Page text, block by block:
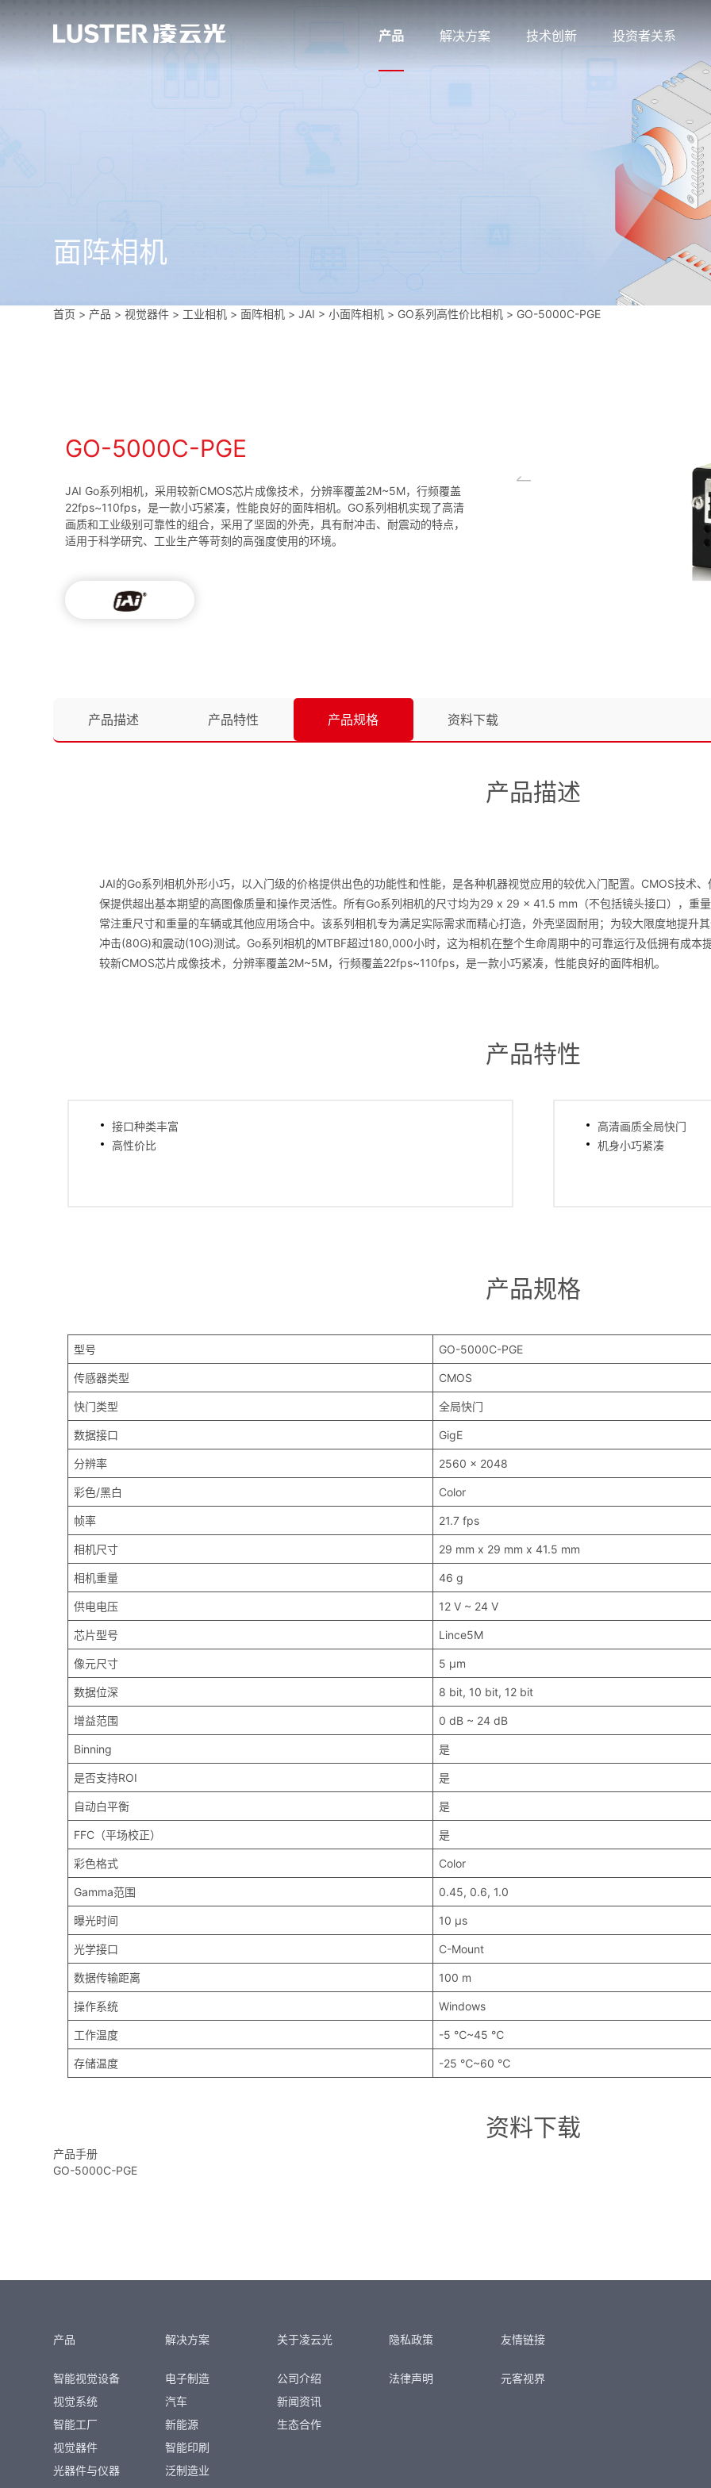
产品 解决方案 技术创新 投资者关系
面阵相机
首页 > 产品 > 视觉器件 > 工业相机 >面阵相机 >JAI >小面阵相机 > GO系列高性价比相机 > GO-5000C-PGE
GO-5000C-PGE
JAI Go系列相机，采用较新CMOS芯片成像技术，分辨率覆盖2M~5M，行频覆盖
22fps~110fps，是一款小巧紧凑，性能良好的面阵相机。GO系列相机实现了高清
画质和工业级别可靠性的组合，采用了坚固的外壳，具有耐冲击、耐震动的特点，
适用于科学研究、工业生产等苛刻的高强度使用的环境。
产品描述 产品特性 产品规格 资料下载
产品描述
JAI的Go系列相机外形小巧，以入门级的价格提供出色的功能性和性能，是各种机器视觉应用的较优入门配置。CMOS技术
保提供超出基本期望的高图像质量和操作灵活性。所有Go系列相机的尺寸均为29 x 29 x 41.5 mm（不包括镜头接口），重
常注重尺寸和重量的车辆或其他应用场合中。该系列相机专为满足实际需求而精心打造，外壳坚固耐用；为较大限度地提升
冲击(80G)和震动(10G)测试。Go系列相机的MTBF超过180,000小时，这为相机在整个生命周期中的可靠运行及低拥有成本
较新CMOS芯片成像技术，分辨率覆盖2M~5M，行频覆盖22fps~110fps，是一款小巧紧凑，性能良好的面阵相机。
产品特性
接口种类丰富
高性价比
高清画质全局快门
机身小巧紧凑
产品规格
型号 GO-5000C-PGE
传感器类型 CMOS
快门类型 全局快门
数据接口 GigE
分辨率 2560 x 2048
彩色/黑白 Color
帧率 21.7 fps
相机尺寸 29 mm x 29 mm x 41.5 mm
相机重量 46 g
供电电压 12 V ~ 24 V
芯片型号 Lince5M
像元尺寸 5 μm
数据位深 8 bit, 10 bit, 12 bit
增益范围 0 dB ~ 24 dB
Binning 是
是否支持ROI 是
自动白平衡 是
FFC（平场校正） 是
彩色格式 Color
Gamma范围 0.45, 0.6, 1.0
曝光时间 10 μs
光学接口 C-Mount
数据传输距离 100 m
操作系统 Windows
工作温度 -5 ℃~45 ℃
存储温度 -25 ℃~60 ℃
资料下载
产品手册
GO-5000C-PGE
产品
智能视觉设备
视觉系统
智能工厂
视觉器件
光器件与仪器
解决方案
电子制造
汽车
新能源
智能印刷
泛制造业
关于凌云光
公司介绍
新闻资讯
生态合作
隐私政策
法律声明
友情链接
元客视界